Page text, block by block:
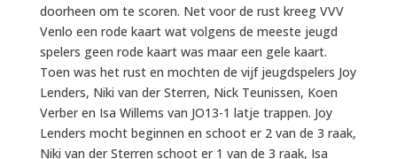
doorheen om te scoren. Net voor de rust kreeg VVV
Venlo een rode kaart wat volgens de meeste jeugd
spelers geen rode kaart was maar een gele kaart.
Toen was het rust en mochten de vijf jeugdspelers Joy
Lenders, Niki van der Sterren, Nick Teunissen, Koen
Verber en Isa Willems van JO13-1 latje trappen. Joy
Lenders mocht beginnen en schoot er 2 van de 3 raak,
Niki van der Sterren schoot er 1 van de 3 raak, Isa